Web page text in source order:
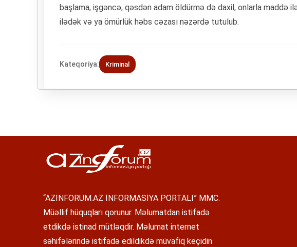
başlama, işgəncə, qəsdən adam öldürmə də daxil, onlarla maddə
ilədək və ya ömürlük həbs cəzası nəzərdə tutulub.
Kateqoriya: Kriminal
“AZİNFORUM.AZ İNFORMASİYA PORTALI” MMC.
Müəllif hüquqları qorunur. Məlumatdan istifadə
etdikdə istinad mütləqdir. Məlumat internet
səhifələrində istifadə edildikdə müvafiq keçidin